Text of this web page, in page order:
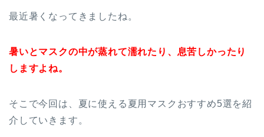
最近暑くなってきましたね。
暑いとマスクの中が蒸れて濡れたり、息苦しかったり
しますよね。
そこで今回は、夏に使える夏用マスクおすすめ5選を紹
介していきます。